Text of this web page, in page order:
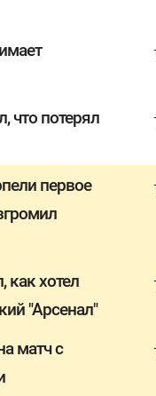
что потерял
первое
как хотел
"Арсенал"
матч с